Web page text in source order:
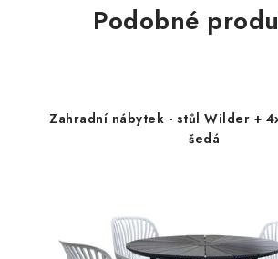
Podobné
Zahradní nábytek - stůl Wilder +
šedá